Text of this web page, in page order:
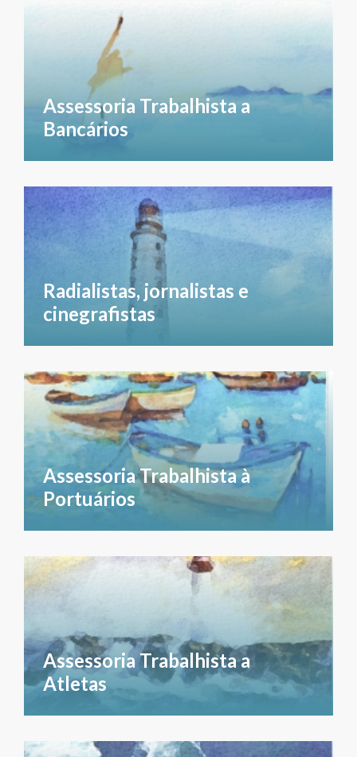
Assessoria Trabalhista a
Bancários
Radialistas, jornalistas e
cinegrafistas
Assessoria Trabalhista à
Portuários
Assessoria Trabalhista a
Atletas